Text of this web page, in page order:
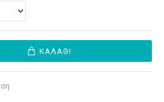
ΚΑΛΆΘΙ